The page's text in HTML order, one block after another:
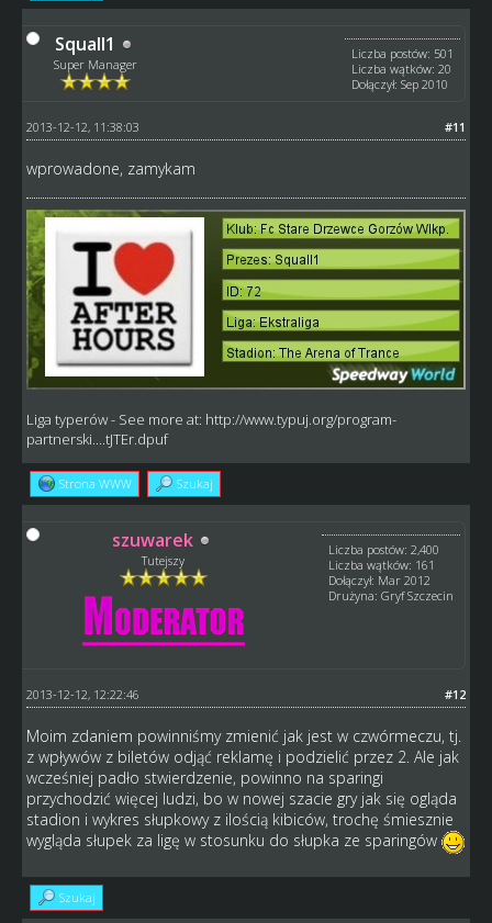
Squall1
Super Manager
Liczba postów: 501
Liczba wątków: 20
Dołączył: Sep 2010
#11
2013-12-12, 11:38:03
wprowadone, zamykam
Liga typerów- See more at: http://www.typuj.org/program-
partnerski....tJTEr.dpuf
Strona WWW Szukaj
szuwarek
Tutejszy
Liczba postów: 2,400
Liczba wątków: 161
Dołączył: Mar 2012
Drużyna: Gryf Szczecin
#12
2013-12-12, 12:22:46
Moim zdaniem powinniśmy zmienić jak jest w czwórmeczu, tj.
z wpływów z biletów odjąć reklamę i podzielić przez 2. Ale jak
wcześniej padło stwierdzenie, powinno na sparingi
przychodzić więcej ludzi, bo w nowej szacie gry jak się ogląda
stadion i wykres słupkowy z ilością kibiców, trochę śmiesznie
wygląda słupek za ligę w stosunku do słupka ze sparingów
Szukaj